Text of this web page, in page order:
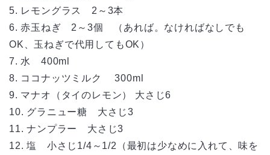
5. レモングラス 2～3本
6. 赤玉ねぎ 2～3個 （あれば。なければなしでも
OK、玉ねぎで代用してもOK）
7. 水 400ml
8. ココナッツミルク 300ml
9. マナオ（タイのレモン） 大さじ6
10. グラニュー糖 大さじ3
11. ナンプラー 大さじ3
12. 塩 小さじ1/4～1/2（最初は少なめに入れて、味を